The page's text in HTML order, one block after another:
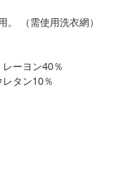
（需使用洗衣網）
ーヨン40％
タン10％